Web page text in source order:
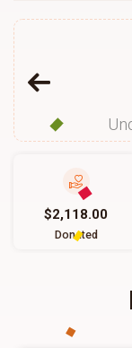
$2,118.00
Donated